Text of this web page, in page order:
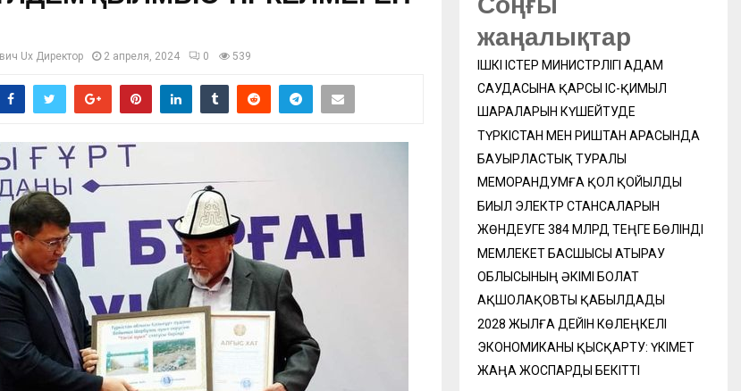
Ux Директор 2 апреля, 2024 0 539
жаңалықтар
ІШКІ ІСТЕР МИНИСТРЛІГІ АДАМ
САУДАСЫНА ҚАРСЫ ІС-ҚИМЫЛ
ШАРАЛАРЫН КҮШЕЙТУДЕ
ТҮРКІСТАН МЕН РИШТАН АРАСЫНДА
БАУЫРЛАСТЫҚ ТУРАЛЫ
МЕМОРАНДУМҒА ҚОЛ ҚОЙЫЛДЫ
БИЫЛ ЭЛЕКТР СТАНСАЛАРЫН
ЖӨНДЕУГЕ 384 МЛРД ТЕҢГЕ БӨЛІНДІ
МЕМЛЕКЕТ БАСШЫСЫ АТЫРАУ
ОБЛЫСЫНЫҢ ӘКІМІ БОЛАТ
АҚШОЛАҚОВТЫ ҚАБЫЛДАДЫ
2028 ЖЫЛҒА ДЕЙІН КӨЛЕҢКЕЛІ
ЭКОНОМИКАНЫ ҚЫСҚАРТУ: ҮКІМЕТ
ЖАҢА ЖОСПАРДЫ БЕКІТТІ